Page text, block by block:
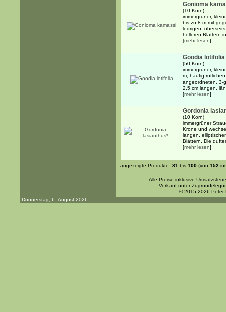
Gonioma
(10 Korn)
immergrüner,
bis zu 8 m mit
ledrigen,
helleren Blättern
[mehr lesen]
Goodia lotifolia
(50 Korn)
immergrüner,
m, häufig
angeordneten, 3-
2,5 cm langen,
[mehr lesen]
Gordonia
(10 Korn)
immergrüner
Krone und
langen,
Blättern. Die
[mehr lesen]
angezeigte Produkte: 81 bis 100 (von 152
Alle Preise inklusive
Verkauf unter
© 2015-2026 Peter
Donnerstag, 6. August 2026